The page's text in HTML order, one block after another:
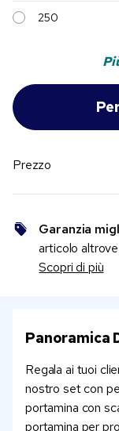
250
Prezzo
Garanzia
articolo
Scopri di più
Panoramica
Regala ai tuoi
nostro set con
portamina con
portamina per